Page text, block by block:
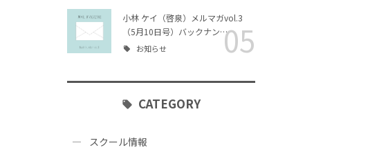
チャクラヒーリング・ア
小林 ケイ（啓泉）メルマガvol.3
（5月10日号）バックナン…
お知らせ 05
CATEGORY
スクール情報